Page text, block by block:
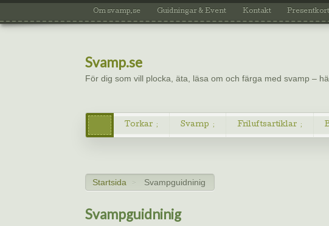
Om svamp.se Guidningar & Event Kontakt Presentkort
Svamp.se
För dig som vill plocka, äta, läsa om och färga med svamp –
Torkar Svamp Friluftsartiklar
Startsida > Svampguidninig
Svampguidninig